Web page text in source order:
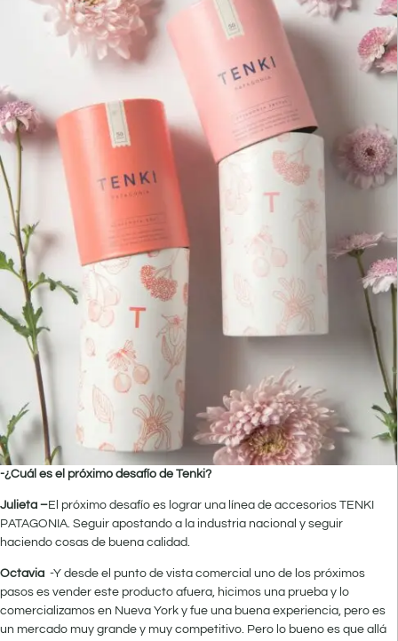
-¿Cuál es el próximo desafío de Tenki?
Julieta –El próximo desafío es lograr una línea de accesorios TENKI
PATAGONIA. Seguir apostando a la industria nacional y seguir
haciendo cosas de buena calidad.
Octavia -Y desde el punto de vista comercial uno de los próximos
pasos es vender este producto afuera, hicimos una prueba y lo
comercializamos en Nueva York y fue una buena experiencia, pero es
un mercado muy grande y muy competitivo. Pero lo bueno es que allá